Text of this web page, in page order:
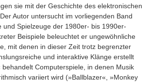
sie mit der Geschichte des elektronischen
Autor untersucht im vorliegenden Band
und Spielzeuge der 1980er- bis 1990er-
Beispiele beleuchtet er ungewöhnliche
mit denen in dieser Zeit trotz begrenzter
und interaktive Klänge erstellt
Computerspiele, in denen Musik
variiert wird (»Ballblazer«, »Monkey